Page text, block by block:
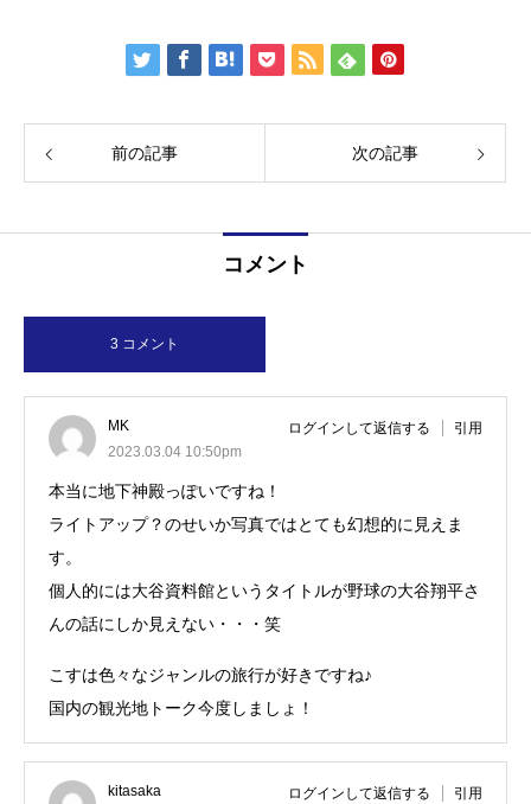
前の記事 次の記事
コメント
3 コメント
MK
2023.03.04 10:50pm
ログインして返信する 引用
本当に地下神殿っぽいですね！
ライトアップ？のせいか写真ではとても幻想的に見えま
す。
個人的には大谷資料館というタイトルが野球の大谷翔平さ
んの話にしか見えない・・・笑
こすは色々なジャンルの旅行が好きですね♪
国内の観光地トーク今度しましょ！
kitasaka
ログインして返信する 引用